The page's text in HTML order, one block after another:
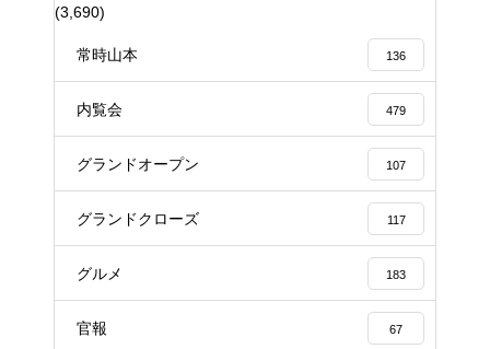
(3,690)
常時山本 136
内覧会 479
グランドオープン 107
グランドクローズ 117
グルメ 183
官報 67